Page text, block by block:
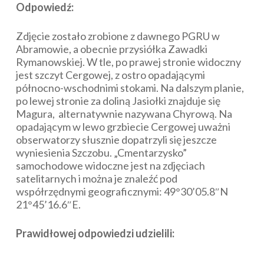
Odpowiedź:
Zdjęcie zostało zrobione z dawnego PGRU w
Abramowie, a obecnie przysiółka Zawadki
Rymanowskiej. W tle, po prawej stronie widoczny
jest szczyt Cergowej, z ostro opadającymi
północno-wschodnimi stokami. Na dalszym planie,
po lewej stronie za doliną Jasiołki znajduje się
Magura, alternatywnie nazywana Chyrową. Na
opadającym w lewo grzbiecie Cergowej uważni
obserwatorzy słusznie dopatrzyli się jeszcze
wyniesienia Szczobu. „Cmentarzysko”
samochodowe widoczne jest na zdjęciach
satelitarnych i można je znaleźć pod
współrzędnymi geograficznymi: 49°30’05.8″N
21°45’16.6″E.
Prawidłowej odpowiedzi udzielili: